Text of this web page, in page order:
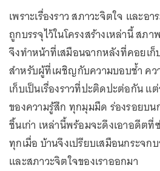
เพราะเรื่องราว สภาวะจิตใจ และ
ถูกบรรจุไว้ในโครงสร้างเหล่านี้ สภ
จึงทำหน้าที่เสมือนฉากหลังที่คอยเ
สำหรับผู้ที่เผชิญกับความบอบช้ำ คว
เก็บเป็นเรื่องราวที่ปะติดปะต่อกัน แ
ของความรู้สึก ทุกมุมมืด ร่องรอยบน
ชิ้นเก่า เหล่านี้พร้อมจะดึงเอาอดีต
ทุกเมื่อ บ้านจึงเปรียบเสมือนกระจ
และสภาวะจิตใจของเราออกมา